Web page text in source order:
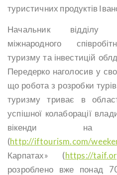
туристичних продуктів
Начальник відділу
міжнародного
туризму та інвестицій
Передерко наголосив у
що робота з розробки
туризму триває в
успішної колаборації
вікенди на
(http://iftourism.com/
Карпатах» (https://
розроблено вже понад